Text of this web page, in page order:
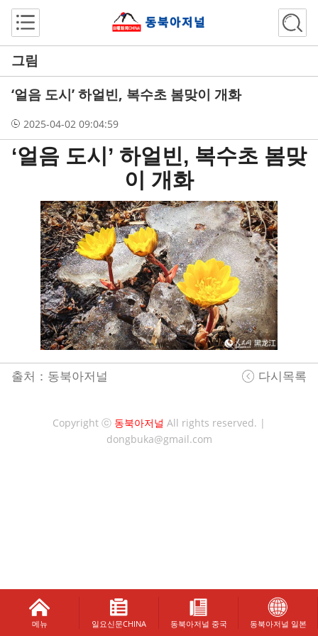
그림
‘얼음 도시’ 하얼빈, 복수초 봄맞이 개화
2025-04-02 09:04:59
‘얼음 도시’ 하얼빈, 복수초 봄맞
이 개화
출처：동북아저널 다시목록
Copyright ⓒ 동북아저널 All rights reserved. |
dongbuka@gmail.com
메뉴 일요신문CHINA 동북아저널 중국 동북아저널 일본